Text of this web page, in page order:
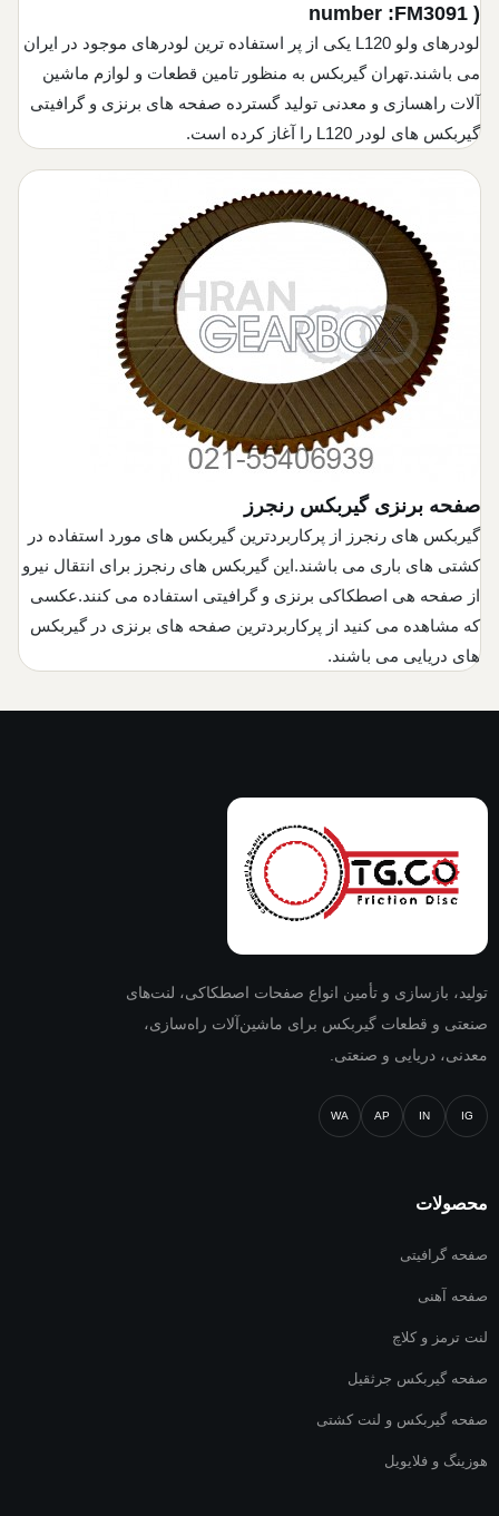
number :FM3091 )
لودرهای ولو L120 یکی از پر استفاده ترین لودرهای موجود در ایران
می باشند.تهران گیربکس به منظور تامین قطعات و لوازم ماشین
آلات راهسازی و معدنی تولید گسترده صفحه های برنزی و گرافیتی
گیربکس های لودر L120 را آغاز کرده است.
صفحه برنزی گیربکس رنجرز
گیربکس های رنجرز از پرکاربردترین گیربکس های مورد استفاده در
کشتی های باری می باشند.این گیربکس های رنجرز برای انتقال نیرو
از صفحه هی اصطکاکی برنزی و گرافیتی استفاده می کنند.عکسی
که مشاهده می کنید از پرکاربردترین صفحه های برنزی در گیربکس
های دریایی می باشند.
تولید، بازسازی و تأمین انواع صفحات اصطکاکی، لنت‌های
صنعتی و قطعات گیربکس برای ماشین‌آلات راه‌سازی،
معدنی، دریایی و صنعتی.
IG
IN
AP
WA
محصولات
صفحه گرافیتی
صفحه آهنی
لنت ترمز و کلاچ
صفحه گیربکس جرثقیل
صفحه گیربکس و لنت کشتی
هوزینگ و فلایویل